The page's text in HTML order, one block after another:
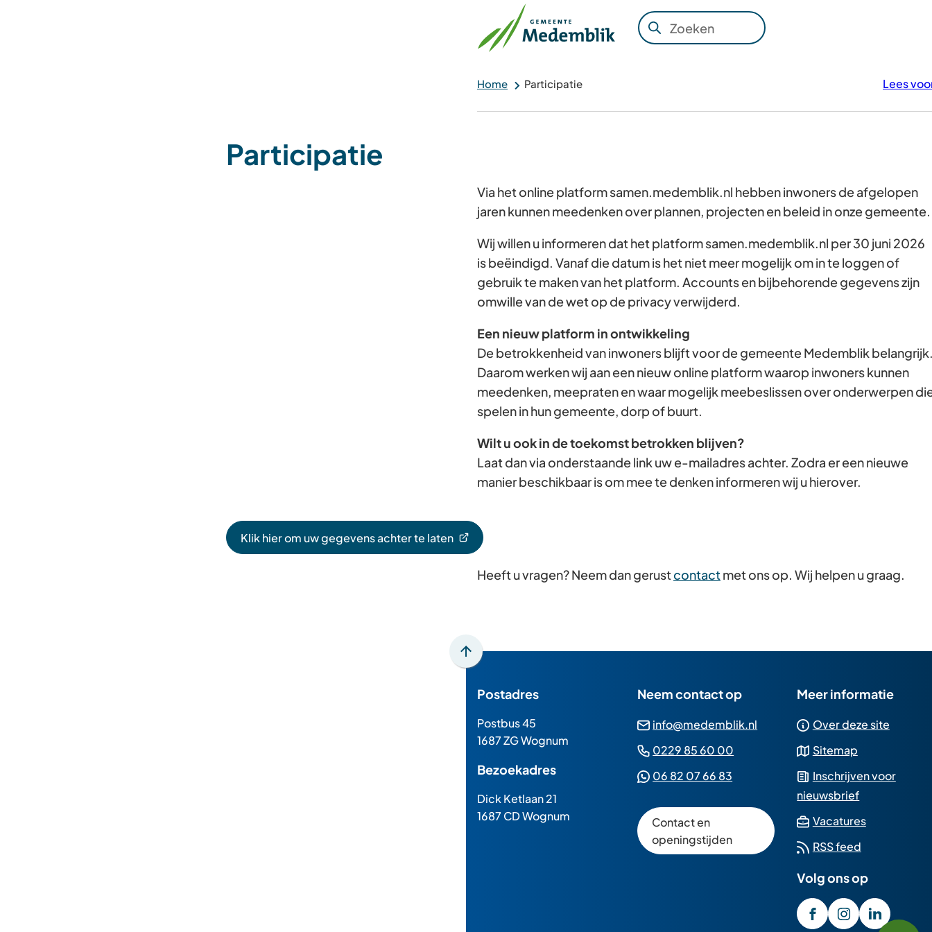
Zoeken
Wanneer
kun
door
pijl
en
omlaag
te
gebruiken.
Gebruik
enter-
een
waarde
te
selecteren.
Home Participatie Lees
Participatie
Via het online platform samen.medemblik.nl hebben inwoners de afgelopen
jaren kunnen meedenken over plannen, projecten en beleid in onze gemeente.
Wij willen u informeren dat het platform samen.medemblik.nl per 30 juni 2026
is beëindigd. Vanaf die datum is het niet meer mogelijk om in te loggen of
gebruik te maken van het platform. Accounts en bijbehorende gegevens zijn
omwille van de wet op de privacy verwijderd.
Een nieuw platform in ontwikkeling
De betrokkenheid van inwoners blijft voor de gemeente Medemblik
Daarom werken wij aan een nieuw online platform waarop inwoners kunnen
meedenken, meepraten en waar mogelijk meebeslissen over onderwerpen
spelen in hun gemeente, dorp of buurt.
Wilt u ook in de toekomst betrokken blijven?
Laat dan via onderstaande link uw e-mailadres achter. Zodra er een nieuwe
manier beschikbaar is om mee te denken informeren wij u hierover.
Klik hier om uw gegevens achter te laten
(Verwijst
Heeft u vragen? Neem dan gerustcontactmet ons op. Wij helpen u graag.
Scroll
boven
het
begin
van
paginainhoud
Postadres
Postbus 45
1687 ZG Wognum
Bezoekadres
Dick Ketlaan 21
1687 CD Wognum
Neem contact op
info@medemblik.nl (Verwijst
mailadres)
0229 85 60 00
telefoonnummer)
06 82 07 66 83
een
Whatsapp
telefoonnummer)
Contact en
openingstijden
Meer informatie
Over deze site
Sitemap
Inschrijven voor
nieuwsbrief
Vacatures(Verwijst
externe
website)
RSS feed
Volg ons op
/
(Verwijst(Verwijst(Verwijst